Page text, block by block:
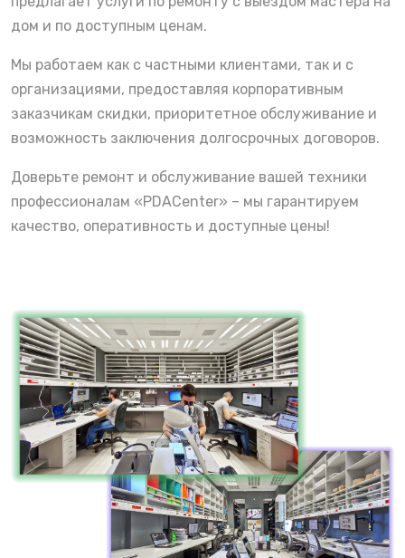
дом и по доступным ценам.
Мы работаем как с частными клиентами, так и с
организациями, предоставляя корпоративным
заказчикам скидки, приоритетное обслуживание и
возможность заключения долгосрочных договоров.
Доверьте ремонт и обслуживание вашей техники
профессионалам «PDACenter» – мы гарантируем
качество, оперативность и доступные цены!